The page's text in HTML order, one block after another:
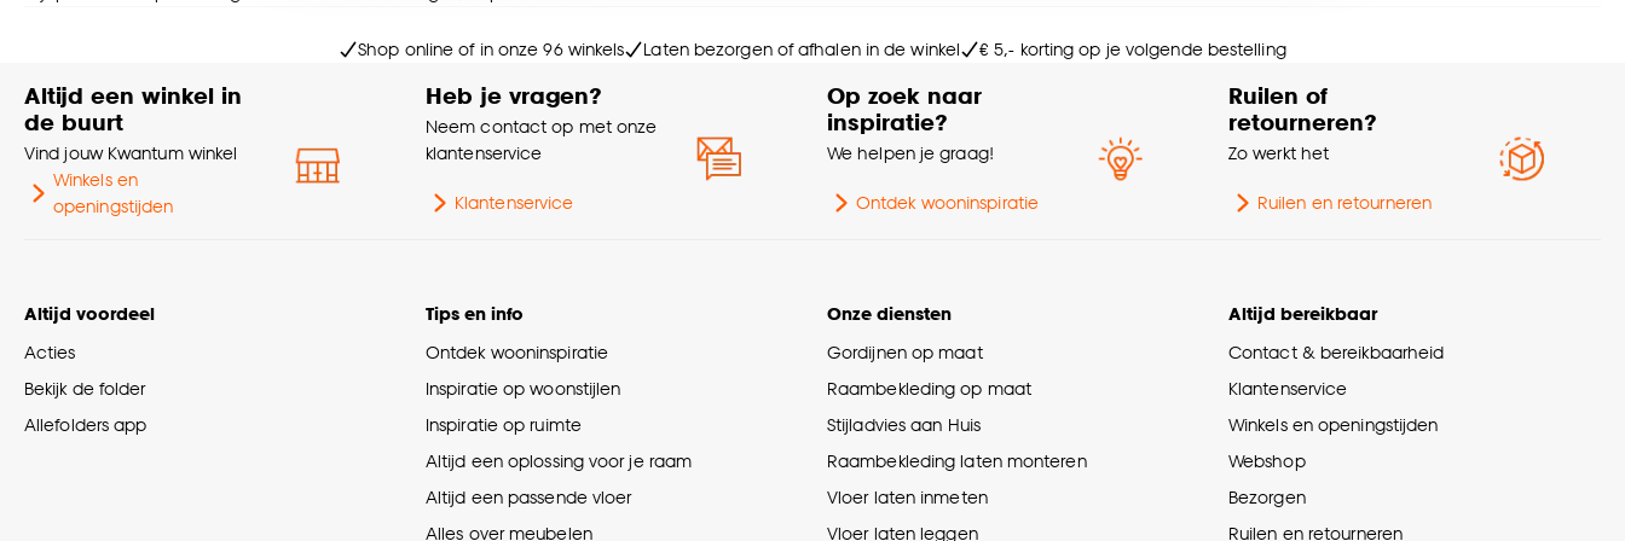
Goed om te weten is dat je deze keuze altijd nog kan aanpassen, bekijk hiervoor onze
Interieurstijl Retro
30 CM
30 CM
Gewicht
Shop online of in onze 96 winkels Laten bezorgen of afhalen in de winkel € 5,- korting op je volgende bestelling
Altijd een winkel in
de buurt
Vind jouw Kwantum winkel
Winkels en
openingstijden
Heb je vragen?
Neem contact op met onze
klantenservice
Klantenservice
Op zoek naar
inspiratie?
We helpen je graag!
Ontdek wooninspiratie
Ruilen of
retourneren?
Zo werkt het
Ruilen en retourneren
Altijd voordeel
Acties
Bekijk de folder
Allefolders app
Tips en info
Ontdek wooninspiratie
Inspiratie op woonstijlen
Inspiratie op ruimte
Altijd een oplossing voor je raam
Altijd een passende vloer
Alles over meubelen
Onze diensten
Gordijnen op maat
Raambekleding op maat
Stijladvies aan Huis
Raambekleding laten monteren
Vloer laten inmeten
Vloer laten leggen
Altijd bereikbaar
Contact & bereikbaarheid
Klantenservice
Winkels en openingstijden
Webshop
Bezorgen
Ruilen en retourneren